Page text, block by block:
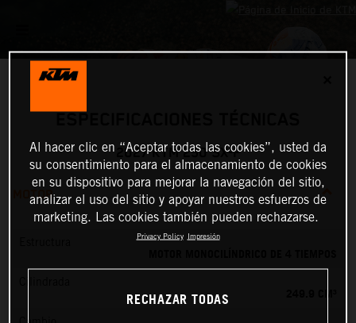
2027 KTM 250 SX-F
MOTOR
Al hacer clic en “Aceptar todas las cookies”, usted da
su consentimiento para el almacenamiento de cookies
en su dispositivo para mejorar la navegación del sitio,
analizar el uso del sitio y apoyar nuestros esfuerzos de
marketing. Las cookies también pueden rechazarse.
Privacy Policy Impresión
RECHAZAR TODAS